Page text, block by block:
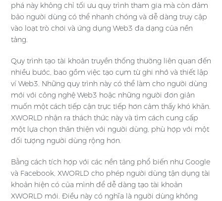
phá này không chỉ tối ưu quy trình tham gia mà còn đảm
bảo người dùng có thể nhanh chóng và dễ dàng truy cập
vào loạt trò chơi và ứng dụng Web3 đa dạng của nền
tảng.
Quy trình tạo tài khoản truyền thống thường liên quan đến
nhiều bước, bao gồm việc tạo cụm từ ghi nhớ và thiết lập
ví Web3. Những quy trình này có thể làm cho người dùng
mới với công nghệ Web3 hoặc những người đơn giản
muốn một cách tiếp cận trực tiếp hơn cảm thấy khó khăn.
XWORLD nhận ra thách thức này và tìm cách cung cấp
một lựa chọn thân thiện với người dùng, phù hợp với một
đối tượng người dùng rộng hơn.
Bằng cách tích hợp với các nền tảng phổ biến như Google
và Facebook, XWORLD cho phép người dùng tận dụng tài
khoản hiện có của mình để dễ dàng tạo tài khoản
XWORLD mới. Điều này có nghĩa là người dùng không